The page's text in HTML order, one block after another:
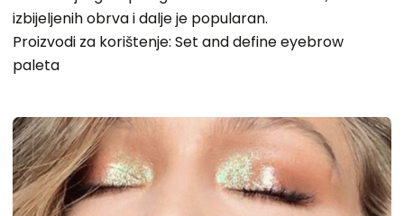
izbijeljenih obrva i dalje je popularan.
Proizvodi za korištenje: Set and define eyebrow
paleta